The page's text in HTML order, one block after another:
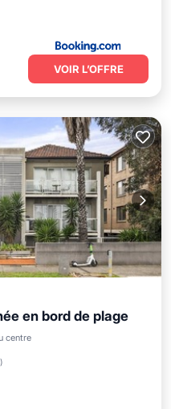
VOIR L’OFFRE
en bord de plage
centre
)